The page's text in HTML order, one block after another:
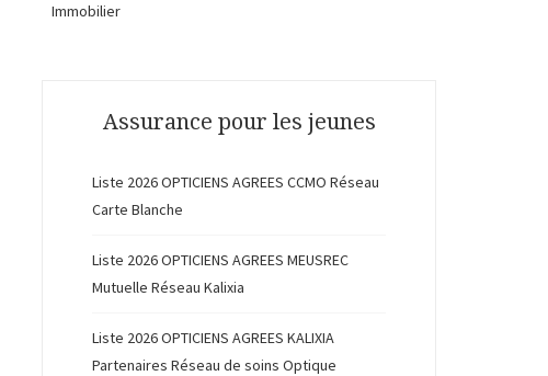
Immobilier
Assurance pour les jeunes
Liste 2026 OPTICIENS AGREES CCMO Réseau
Carte Blanche
Liste 2026 OPTICIENS AGREES MEUSREC
Mutuelle Réseau Kalixia
Liste 2026 OPTICIENS AGREES KALIXIA
Partenaires Réseau de soins Optique